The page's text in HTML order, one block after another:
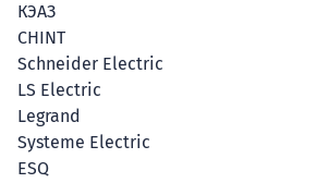
КЭАЗ
CHINT
Schneider Electric
LS Electric
Legrand
Systeme Electric
ESQ